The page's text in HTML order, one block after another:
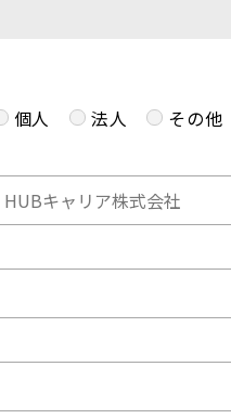
個人 法人 その他